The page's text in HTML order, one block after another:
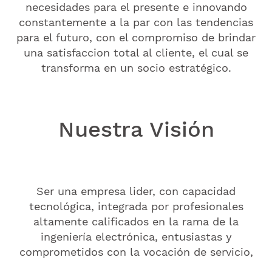
necesidades para el presente e innovando
constantemente a la par con las tendencias
para el futuro, con el compromiso de brindar
una satisfaccion total al cliente, el cual se
transforma en un socio estratégico.
Nuestra Visión
Ser una empresa lider, con capacidad
tecnológica, integrada por profesionales
altamente calificados en la rama de la
ingeniería electrónica, entusiastas y
comprometidos con la vocación de servicio,